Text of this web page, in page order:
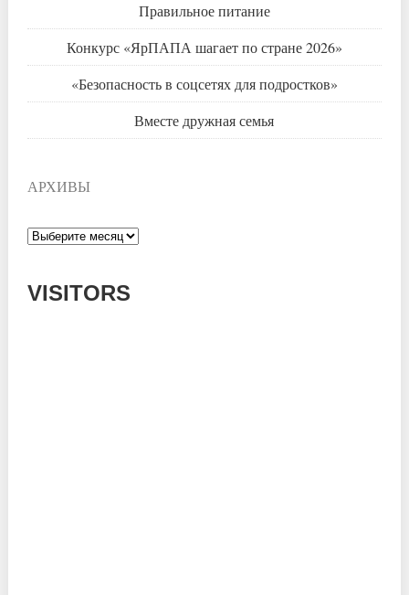
Правильное питание
Конкурс «ЯрПАПА шагает по стране 2026»
«Безопасность в соцсетях для подростков»
Вместе дружная семья
АРХИВЫ
Архивы
VISITORS